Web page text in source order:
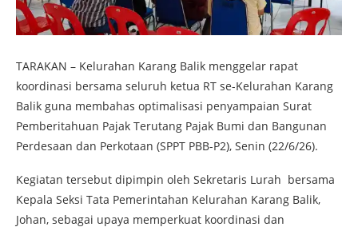
TARAKAN – Kelurahan Karang Balik menggelar rapat
koordinasi bersama seluruh ketua RT se-Kelurahan Karang
Balik guna membahas optimalisasi penyampaian Surat
Pemberitahuan Pajak Terutang Pajak Bumi dan Bangunan
Perdesaan dan Perkotaan (SPPT PBB-P2), Senin (22/6/26).
Kegiatan tersebut dipimpin oleh Sekretaris Lurah bersama
Kepala Seksi Tata Pemerintahan Kelurahan Karang Balik,
Johan, sebagai upaya memperkuat koordinasi dan